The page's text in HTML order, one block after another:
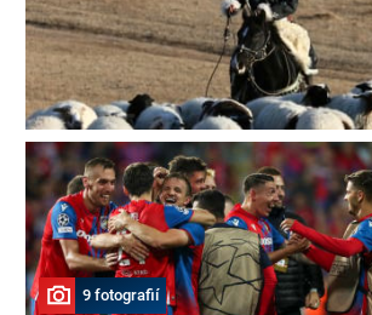
9 fotografií